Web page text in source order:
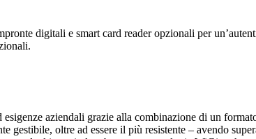
digitali e smart card reader opzionali per
aziendali grazie alla combinazione di un
gestibile, oltre ad essere il più resistente – avendo